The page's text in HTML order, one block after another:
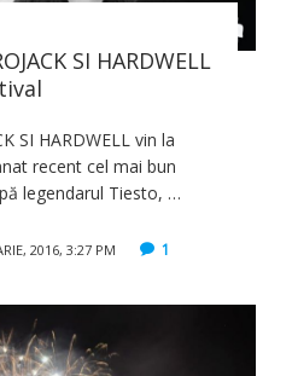
SI HARDWELL
SI HARDWELL vin la
recent cel mai bun
legendarul Tiesto, …
2016, 3:27 PM 1